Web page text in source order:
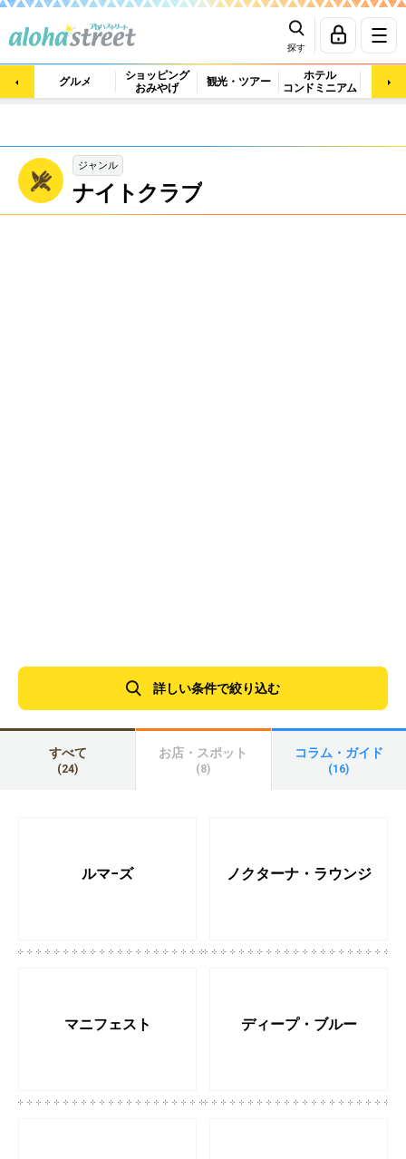
探す
グルメ
ショッピング
おみやげ
観光・ツアー
ホテル
コンドミニアム
マッ
ジャンル
ナイトクラブ
詳しい条件で絞り込む
すべて
(24)
お店・スポット
(8)
コラム・ガイド
(16)
ルマ−ズ ノクターナ・ラウンジ
マニフェスト ディープ・ブルー